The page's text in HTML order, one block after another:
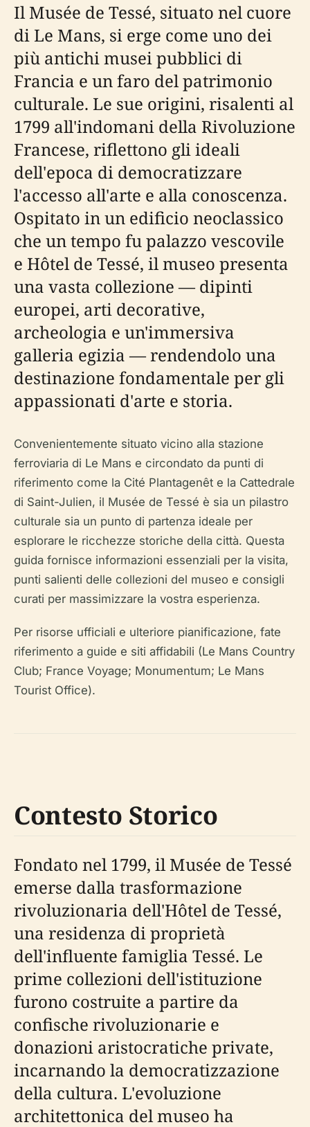
Il Musée de Tessé, situato nel cuore
di Le Mans, si erge come uno dei
più antichi musei pubblici di
Francia e un faro del patrimonio
culturale. Le sue origini, risalenti al
1799 all'indomani della Rivoluzione
Francese, riflettono gli ideali
dell'epoca di democratizzare
l'accesso all'arte e alla conoscenza.
Ospitato in un edificio neoclassico
che un tempo fu palazzo vescovile
e Hôtel de Tessé, il museo presenta
una vasta collezione — dipinti
europei, arti decorative,
archeologia e un'immersiva
galleria egizia — rendendolo una
destinazione fondamentale per gli
appassionati d'arte e storia.
Convenientemente situato vicino alla stazione
ferroviaria di Le Mans e circondato da punti di
riferimento come la Cité Plantagenêt e la Cattedrale
di Saint-Julien, il Musée de Tessé è sia un pilastro
culturale sia un punto di partenza ideale per
esplorare le ricchezze storiche della città. Questa
guida fornisce informazioni essenziali per la visita,
punti salienti delle collezioni del museo e consigli
curati per massimizzare la vostra esperienza.
Per risorse ufficiali e ulteriore pianificazione, fate
riferimento a guide e siti affidabili (Le Mans Country
Club; France Voyage; Monumentum; Le Mans
Tourist Office).
Contesto Storico
Fondato nel 1799, il Musée de Tessé
emerse dalla trasformazione
rivoluzionaria dell'Hôtel de Tessé,
una residenza di proprietà
dell'influente famiglia Tessé. Le
prime collezioni dell'istituzione
furono costruite a partire da
confische rivoluzionarie e
donazioni aristocratiche private,
incarnando la democratizzazione
della cultura. L'evoluzione
architettonica del museo ha